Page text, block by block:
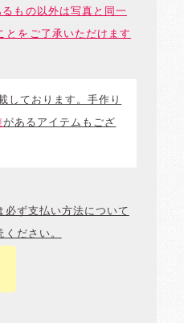
もの以外は写真と同一
とをご了承いただけます
しております。手作り
があるアイテムもござ
ず支払い方法について
ださい。